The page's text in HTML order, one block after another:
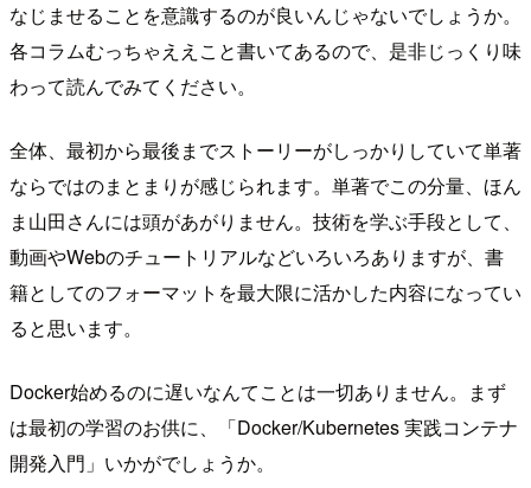
なじませることを意識するのが良いんじゃないでしょうか。
各コラムむっちゃええこと書いてあるので、是非じっくり味
わって読んでみてください。
全体、最初から最後までストーリーがしっかりしていて単著
ならではのまとまりが感じられます。単著でこの分量、ほん
ま山田さんには頭があがりません。技術を学ぶ手段として、
動画やWebのチュートリアルなどいろいろありますが、書
籍としてのフォーマットを最大限に活かした内容になってい
ると思います。
Docker始めるのに遅いなんてことは一切ありません。まず
は最初の学習のお供に、「Docker/Kubernetes 実践コンテナ
開発入門」いかがでしょうか。